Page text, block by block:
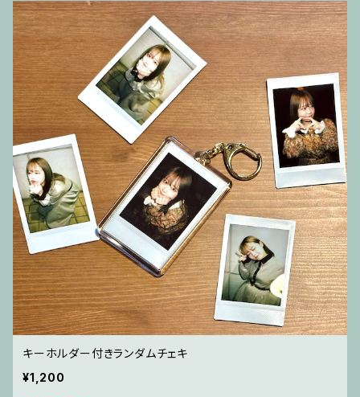
キーホルダー付きランダムチェキ
¥1,200